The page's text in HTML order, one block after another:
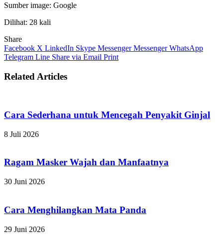
Sumber image: Google
Dilihat: 28 kali
Share
Facebook X LinkedIn Skype Messenger Messenger WhatsApp
Telegram Line Share via Email Print
Related Articles
Cara Sederhana untuk Mencegah Penyakit Ginjal
8 Juli 2026
Ragam Masker Wajah dan Manfaatnya
30 Juni 2026
Cara Menghilangkan Mata Panda
29 Juni 2026